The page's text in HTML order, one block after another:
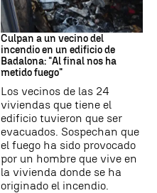
Cataluña
Culpan a un vecino del
incendio en un edificio de
Badalona: "Al final nos ha
metido fuego"
Los vecinos de las 24
viviendas que tiene el
edificio tuvieron que ser
evacuados. Sospechan que
el fuego ha sido provocado
por un hombre que vive en
la vivienda donde se ha
originado el incendio.